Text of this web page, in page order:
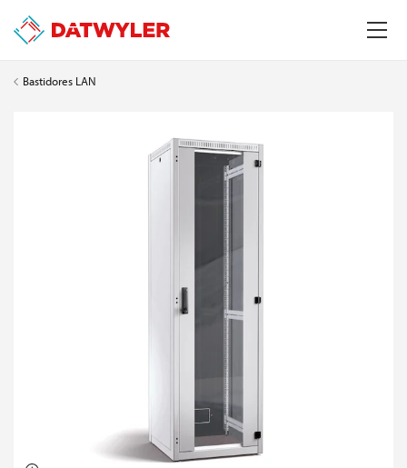
Bastidores LAN